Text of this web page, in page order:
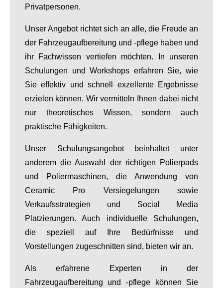
Privatpersonen.
Unser Angebot richtet sich an alle, die Freude an
der Fahrzeugaufbereitung und -pflege haben und
ihr Fachwissen vertiefen möchten. In unseren
Schulungen und Workshops erfahren Sie, wie
Sie effektiv und schnell exzellente Ergebnisse
erzielen können. Wir vermitteln Ihnen dabei nicht
nur theoretisches Wissen, sondern auch
praktische Fähigkeiten.
Unser Schulungsangebot beinhaltet unter
anderem die Auswahl der richtigen Polierpads
und Poliermaschinen, die Anwendung von
Ceramic Pro Versiegelungen sowie
Verkaufsstrategien und Social Media
Platzierungen. Auch individuelle Schulungen,
die speziell auf Ihre Bedürfnisse und
Vorstellungen zugeschnitten sind, bieten wir an.
Als erfahrene Experten in der
Fahrzeugaufbereitung und -pflege können Sie